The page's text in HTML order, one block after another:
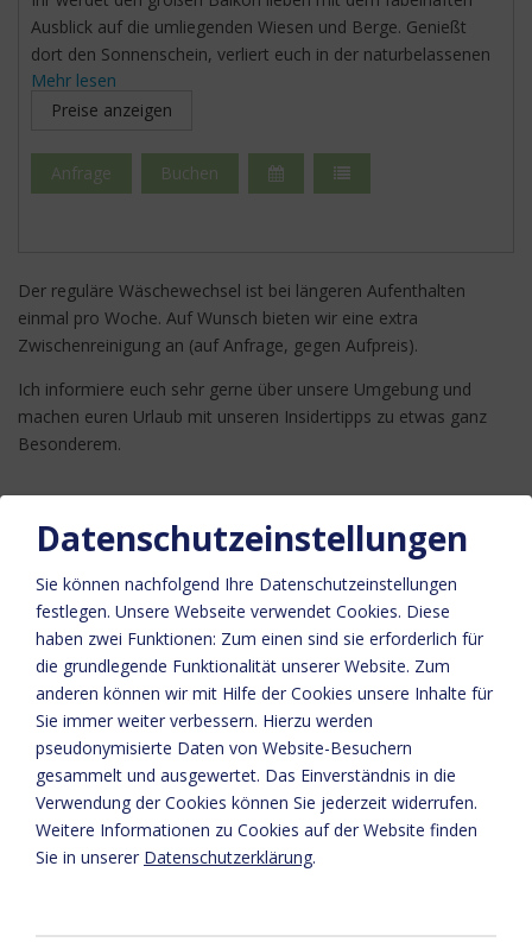
Ausblick auf die umliegenden Wiesen und Berge. Genießt
dort den Sonnenschein, verliert euch in der naturbelassenen
Umgebung!
Durch unser gratis WIFI könnt ihr euren Lieben von euren
Veranstaltungen finden.
Auf unserem hauseigenen Parkplatz parkt euer Fahrzeug gut
Mehr lesen
Preise anzeigen
Anfrage Buchen
Der reguläre Wäschewechsel ist bei längeren Aufenthalten
einmal pro Woche. Auf Wunsch bieten wir eine extra
Zwischenreinigung an (auf Anfrage, gegen Aufpreis).
Ich informiere euch sehr gerne über unsere Umgebung und
machen euren Urlaub mit unseren Insidertipps zu etwas ganz
Besonderem.
Bitte aktivieren Sie in den Cookie Einstellungen die Option
"Funktionalität" für die korrekte Map-Darstellung
Cookie Einstellungen
Datenschutzeinstellungen
Sie können nachfolgend Ihre Datenschutzeinstellungen
festlegen. Unsere Webseite verwendet Cookies. Diese
haben zwei Funktionen: Zum einen sind sie erforderlich für
die grundlegende Funktionalität unserer Website. Zum
anderen können wir mit Hilfe der Cookies unsere Inhalte für
Sie immer weiter verbessern. Hierzu werden
pseudonymisierte Daten von Website-Besuchern
gesammelt und ausgewertet. Das Einverständnis in die
Verwendung der Cookies können Sie jederzeit widerrufen.
Weitere Informationen zu Cookies auf der Website finden
Sie in unserer Datenschutzerklärung.